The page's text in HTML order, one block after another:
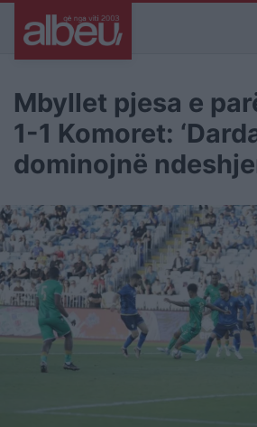
Mbyllet pjesa e
1-1 Komoret:
dominojnë